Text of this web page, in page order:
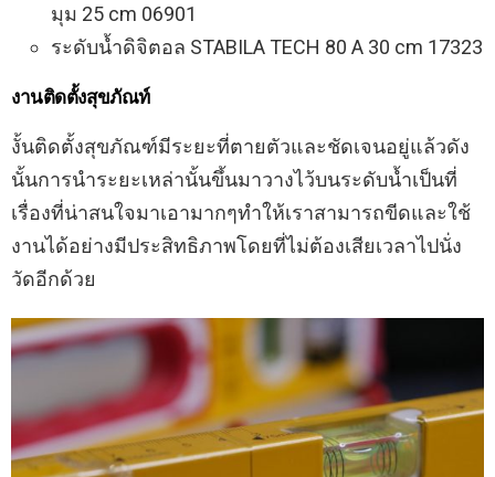
มุม 25 cm 06901
ระดับน้ำดิจิตอล STABILA TECH 80 A 30 cm 17323
งานติดตั้งสุขภัณท์
งั้นติดตั้งสุขภัณฑ์มีระยะที่ตายตัวและชัดเจนอยู่แล้วดัง
นั้นการนำระยะเหล่านั้นขึ้นมาวางไว้บนระดับน้ำเป็นที่
เรื่องที่น่าสนใจมาเอามากๆทำให้เราสามารถขีดและใช้
งานได้อย่างมีประสิทธิภาพโดยที่ไม่ต้องเสียเวลาไปนั่ง
วัดอีกด้วย